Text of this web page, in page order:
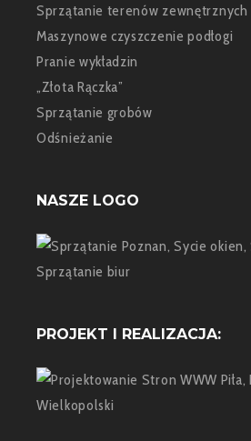
Sprzątanie terenów zewnętrznych
Maszynowe czyszczenie podłogi
Pranie wykładzin
„Złota Rączka”
Sprzątanie grobów
Odśnieżanie
NASZE LOGO
PROJEKT I REALIZACJA: